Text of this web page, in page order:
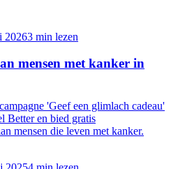
20263 min lezen
mensen met kanker in
'Geef een glimlach cadeau'
Better en bied gratis
mensen die leven met kanker.